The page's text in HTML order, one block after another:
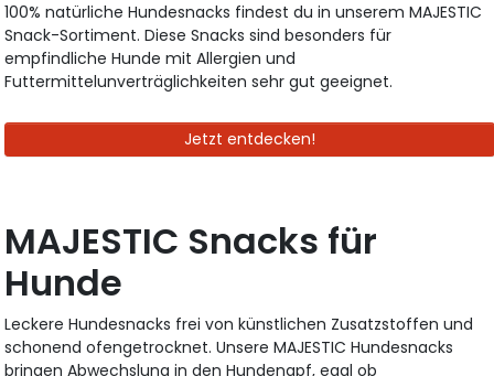
100% natürliche Hundesnacks findest du in unserem MAJESTIC
Snack-Sortiment. Diese Snacks sind besonders für
empfindliche Hunde mit Allergien und
Futtermittelunverträglichkeiten sehr gut geeignet.
Jetzt entdecken!
MAJESTIC Snacks für
Hunde
Leckere Hundesnacks frei von künstlichen Zusatzstoffen und
schonend ofengetrocknet. Unsere MAJESTIC Hundesnacks
bringen Abwechslung in den Hundenapf, egal ob